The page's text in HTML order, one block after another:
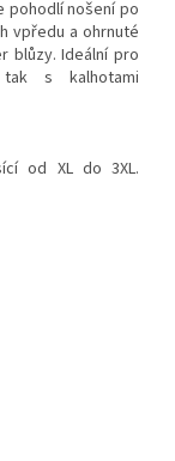
pohodlí nošení po
vpředu a ohrnuté
blůzy. Ideální pro
s kalhotami
od XL do 3XL.